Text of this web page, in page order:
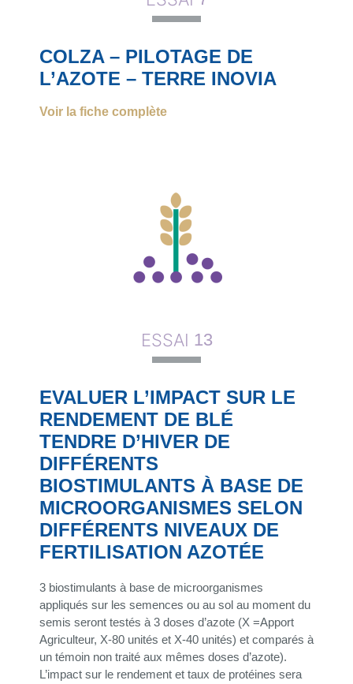
COLZA – PILOTAGE DE
L’AZOTE – TERRE INOVIA
Voir la fiche complète
ESSAI 13
EVALUER L’IMPACT SUR LE
RENDEMENT DE BLÉ
TENDRE D’HIVER DE
DIFFÉRENTS
BIOSTIMULANTS À BASE DE
MICROORGANISMES SELON
DIFFÉRENTS NIVEAUX DE
FERTILISATION AZOTÉE
3 biostimulants à base de microorganismes
appliqués sur les semences ou au sol au moment du
semis seront testés à 3 doses d’azote (X =Apport
Agriculteur, X-80 unités et X-40 unités) et comparés à
un témoin non traité aux mêmes doses d’azote).
L’impact sur le rendement et taux de protéines sera